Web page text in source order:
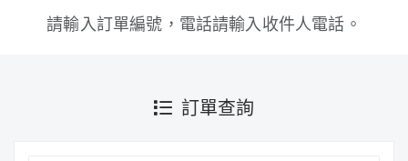
請輸入訂單編號，電話請輸入收件人電話。
訂單查詢